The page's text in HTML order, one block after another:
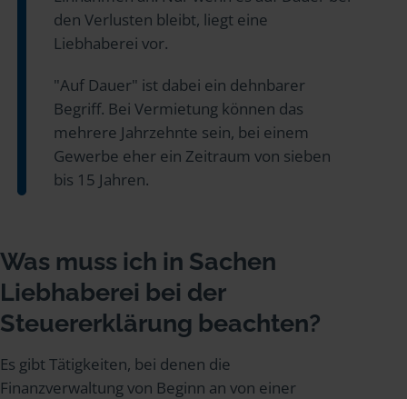
den Verlusten bleibt, liegt eine
Liebhaberei vor.
"Auf Dauer" ist dabei ein dehnbarer
Begriff. Bei Vermietung können das
mehrere Jahrzehnte sein, bei einem
Gewerbe eher ein Zeitraum von sieben
bis 15 Jahren.
Was muss ich in Sachen
Liebhaberei bei der
Steuererklärung beachten?
Es gibt Tätigkeiten, bei denen die
Finanzverwaltung von Beginn an von einer